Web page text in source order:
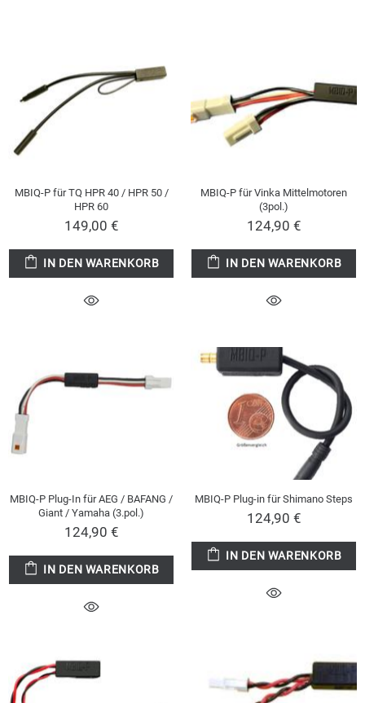
MBIQ-P für TQ HPR 40 / HPR 50 /
HPR 60
149,00 €
IN DEN WARENKORB
MBIQ-P für Vinka Mittelmotoren
(3pol.)
124,90 €
IN DEN WARENKORB
MBIQ-P Plug-In für AEG / BAFANG /
Giant / Yamaha (3.pol.)
124,90 €
IN DEN WARENKORB
MBIQ-P Plug-in für Shimano Steps
124,90 €
IN DEN WARENKORB